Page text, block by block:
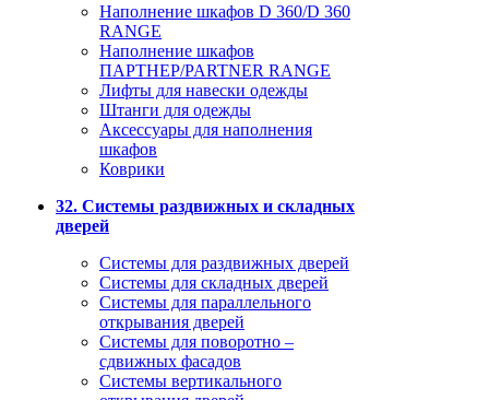
Наполнение шкафов D 360/D 360
RANGE
Наполнение шкафов
ПАРТНЕР/PARTNER RANGE
Лифты для навески одежды
Штанги для одежды
Аксессуары для наполнения
шкафов
Коврики
32. Системы раздвижных и складных
дверей
Системы для раздвижных дверей
Системы для складных дверей
Системы для параллельного
открывания дверей
Системы для поворотно –
сдвижных фасадов
Системы вертикального